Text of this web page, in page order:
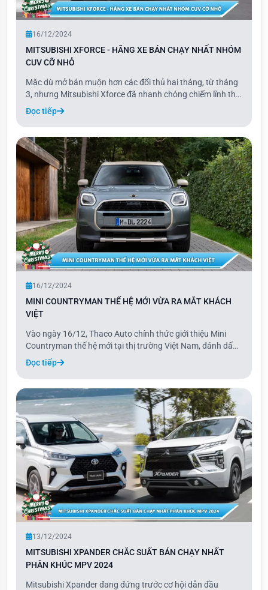
16/12/2024
MITSUBISHI XFORCE - HÃNG XE BÁN CHẠY NHẤT NHÓM
CUV CỠ NHỎ
Mặc dù mở bán muộn hơn các đối thủ hai tháng, từ tháng
3, nhưng Mitsubishi Xforce đã nhanh chóng chiếm lĩnh thị
trường và dẫn đầu phân khúc crossover (CUV) cỡ B với
tổng doanh số 13.267 xe. Mức doanh số này tương đương
với trung bình khoảng 1.200 xe/tháng
Đọc tiếp
16/12/2024
MINI COUNTRYMAN THẾ HỆ MỚI VỪA RA MẮT KHÁCH
VIỆT
Vào ngày 16/12, Thaco Auto chính thức giới thiệu Mini
Countryman thế hệ mới tại thị trường Việt Nam, đánh dấu
một bước tiến mới trong dòng xe Mini. Phiên bản 2024 của
Countryman mang đến sự thay đổi toàn diện với thiết kế
tối giản đặc trưng, kết hợp cùng
Đọc tiếp
13/12/2024
MITSUBISHI XPANDER CHẮC SUẤT BÁN CHẠY NHẤT
PHÂN KHÚC MPV 2024
Mitsubishi Xpander đang đứng trước cơ hội dẫn đầu